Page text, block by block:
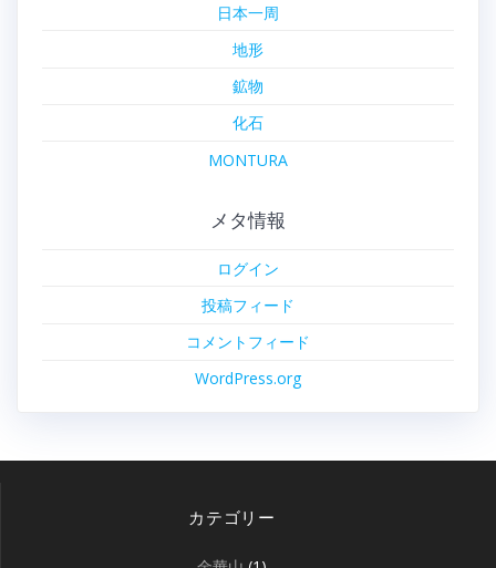
日本一周
地形
鉱物
化石
MONTURA
メタ情報
ログイン
投稿フィード
コメントフィード
WordPress.org
カテゴリー